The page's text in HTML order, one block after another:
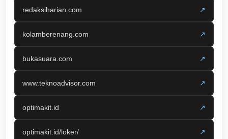
redaksiharian.com ↗
kolamberenang.com ↗
bukasuara.com ↗
www.teknoadvisor.com ↗
optimakit.id ↗
optimakit.id/loker/ ↗